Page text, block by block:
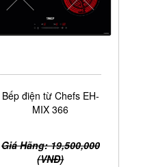
Bếp điện từ Chefs EH-
MIX 366
Giá Hãng: 19,500,000
(VNĐ)